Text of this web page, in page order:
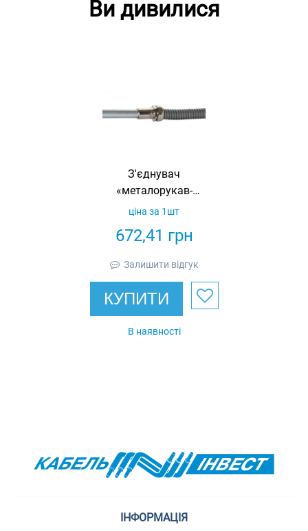
Ви дивилися
З'єднувач
«металорукав-
труба», рукав 20.5
IP67
672,41 грн
ціна за 1шт
Залишити відгук
КУПИТИ
В наявності
ІНФОРМАЦІЯ